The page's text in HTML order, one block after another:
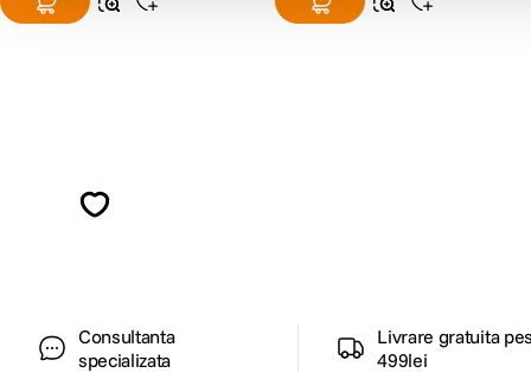
Consultanta
specializata
Livrare gratuita
499lei